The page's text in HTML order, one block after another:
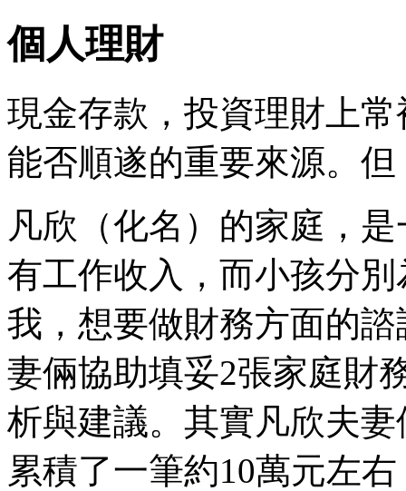
個人理財
現金存款，投資理財上
能否順遂的重要來源。
凡欣（化名）的家庭，
有工作收入，而小孩分
我，想要做財務方面的
妻倆協助填妥2張家庭財
析與建議。其實凡欣夫
累積了一筆約10萬元左